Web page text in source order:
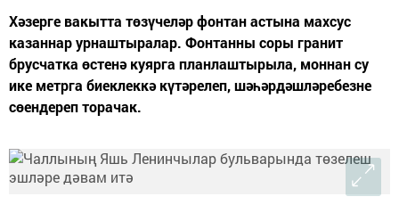
Хәзерге вакытта төзүчеләр фонтан астына махсус
казаннар урнаштыралар. Фонтанны соры гранит
брусчатка өстенә куярга планлаштырыла, моннан су
ике метрга биеклеккә күтәрелеп, шәһәрдәшләребезне
сөендереп торачак.